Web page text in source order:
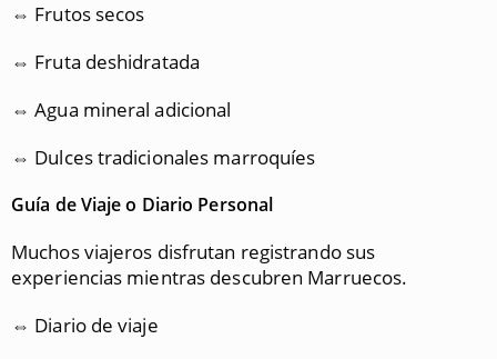
⇔ Frutos secos
⇔ Fruta deshidratada
⇔ Agua mineral adicional
⇔ Dulces tradicionales marroquíes
Guía de Viaje o Diario Personal
Muchos viajeros disfrutan registrando sus
experiencias mientras descubren Marruecos.
⇔ Diario de viaje